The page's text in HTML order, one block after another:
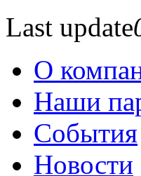
Last update
О
Наши
События
Новости